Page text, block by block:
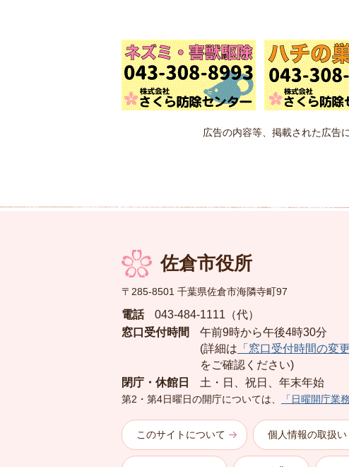
広告の内容等、掲載された広告
佐倉市役所
〒285-8501 千葉県佐倉市海隣寺町97
電話
043-484-1111（代）
窓口受付時間
午前9時から午後4時30分
(詳細は 「窓口受付時間の変
をご確認ください)
閉庁・休館日
土・日、祝日、年末年始
第2・第4日曜日の開庁については、 「日曜開庁業
このサイトについて 個人情報の取扱い